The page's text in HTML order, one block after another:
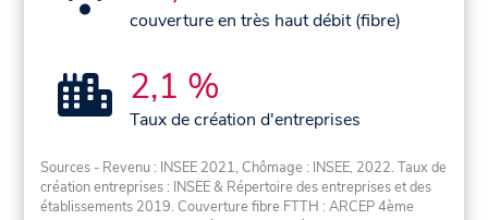
couverture en très haut débit (fibre)
2,1 %
Taux de création d'entreprises
Sources - Revenu : INSEE 2021, Chômage : INSEE, 2022. Taux de
création entreprises : INSEE & Répertoire des entreprises et des
établissements 2019. Couverture fibre FTTH : ARCEP 4ème